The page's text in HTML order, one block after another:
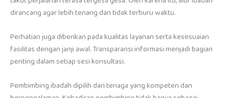
dirancang agar lebih tenang dan tidak terburu waktu.
Perhatian juga diberikan pada kualitas layanan serta kesesuaian
fasilitas dengan janji awal. Transparansi informasi menjadi bagian
penting dalam setiap sesi konsultasi.
Pembimbing ibadah dipilih dari tenaga yang kompeten dan